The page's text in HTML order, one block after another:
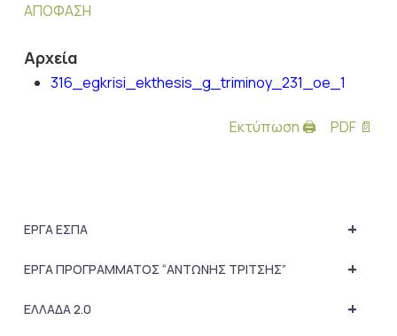
ΑΠΟΦΑΣΗ
Αρχεία
316_egkrisi_ekthesis_g_triminoy_231_oe_1
Εκτύπωση 🖨 PDF 📄
+
ΕΡΓΑ ΕΣΠΑ
+
ΕΡΓΑ ΠΡΟΓΡΑΜΜΑΤΟΣ “ΑΝΤΩΝΗΣ ΤΡΙΤΣΗΣ”
+
ΕΛΛΑΔΑ 2.0